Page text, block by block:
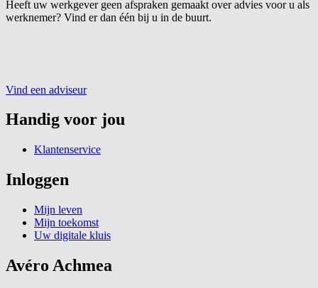
Heeft uw werkgever geen afspraken gemaakt over advies voor u als
werknemer? Vind er dan één bij u in de buurt.
Vind een adviseur
Handig voor jou
Klantenservice
Inloggen
Mijn leven
Mijn toekomst
Uw digitale kluis
Avéro Achmea